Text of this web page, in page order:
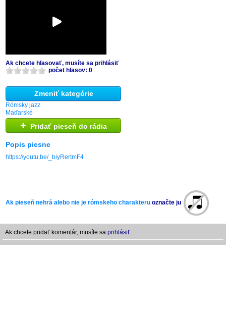
Ak chcete hlasovať, musíte sa prihlásiť
počet hlasov: 0
Zmeniť kategórie
Rómsky jazz
Maďarské
+ Pridať pieseň do rádia
Popis piesne
https://youtu.be/_biyRertmF4
Ak pieseň nehrá alebo nie je rómskeho charakteru označte ju
Ak chcete pridať komentár, musíte sa prihlásiť: